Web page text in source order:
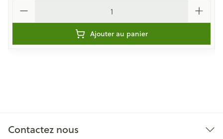
Ajouter au panier
Contactez nous